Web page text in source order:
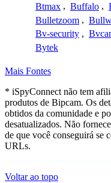
Btmax , Buffalo ,
Bulletzoom ,
Bv-security ,
Bytek
Mais Fontes
* iSpyConnect não tem
produtos de Bipcam. Os
obtidos da comunidade e
desatualizados. Não
de que você conseguirá se
URLs.
Voltar ao topo